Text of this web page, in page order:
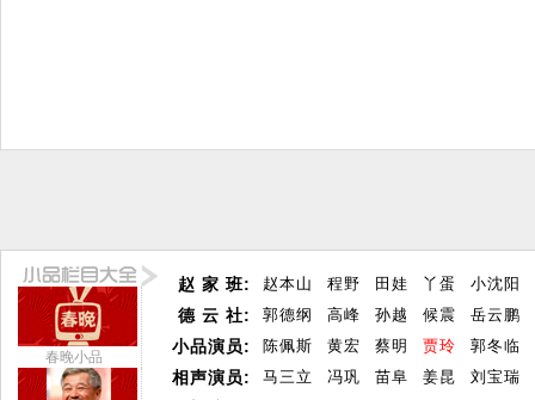
春晚小品
赵 家 班:
德 云 社:
小品演员:
相声演员:
赵本山 程野 田娃 丫蛋
小沈阳
郭德纲
高峰 孙越 候震
岳云鹏
陈佩斯
黄宏 蔡明 贾玲
郭冬临
马三立
冯巩 苗阜 姜昆
刘宝瑞